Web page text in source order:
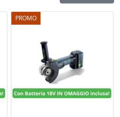
PROMO